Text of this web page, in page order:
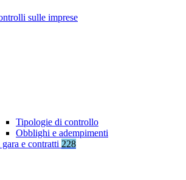
sulle imprese
Tipologie di controllo
Obblighi e adempimenti
e contratti 228